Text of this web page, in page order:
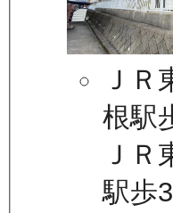
ＪＲ
根駅
ＪＲ
駅歩